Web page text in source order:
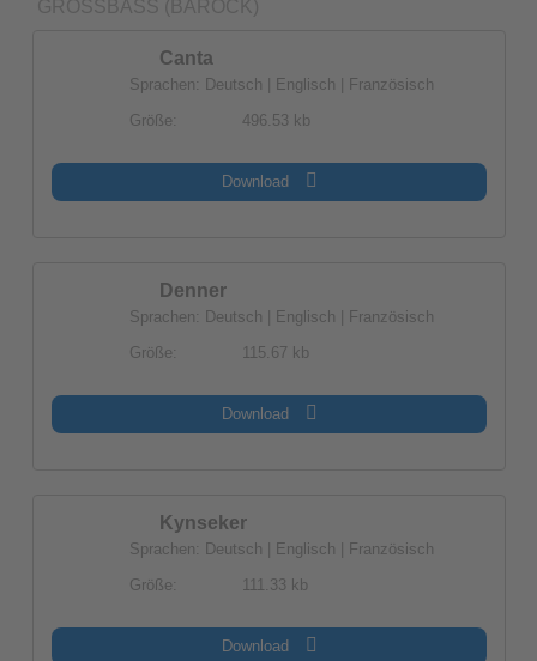
Canta
Sprachen: Deutsch | Englisch | Französisch
Größe:
496.53 kb
Download
Denner
Sprachen: Deutsch | Englisch | Französisch
Größe:
115.67 kb
Download
Kynseker
Sprachen: Deutsch | Englisch | Französisch
Größe:
111.33 kb
Download